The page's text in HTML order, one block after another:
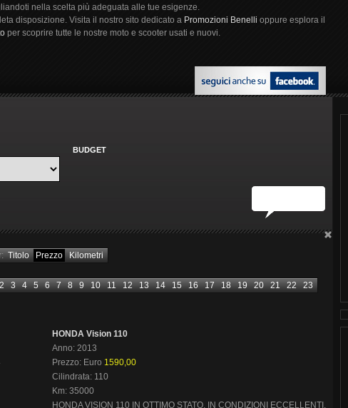
nella scelta più adeguata alle tue esigenze.
disposizione. Visita il nostro sito dedicato a Promozioni Benelli oppure esplora il
per scoprire tutte le nostre moto e scooter usati e nuovi.
BUDGET
Titolo Prezzo Kilometri
2 3 4 5 6 7 8 9 10 11 12 13 14 15 16 17 18 19 20 21 22 23
HONDA Vision 110
Anno: 2013
Prezzo: Euro 1590,00
Cilindrata: 110
Km: 35000
HONDA VISION 110 IN OTTIMO STATO, IN CONDIZIONI ECCELLENTI,